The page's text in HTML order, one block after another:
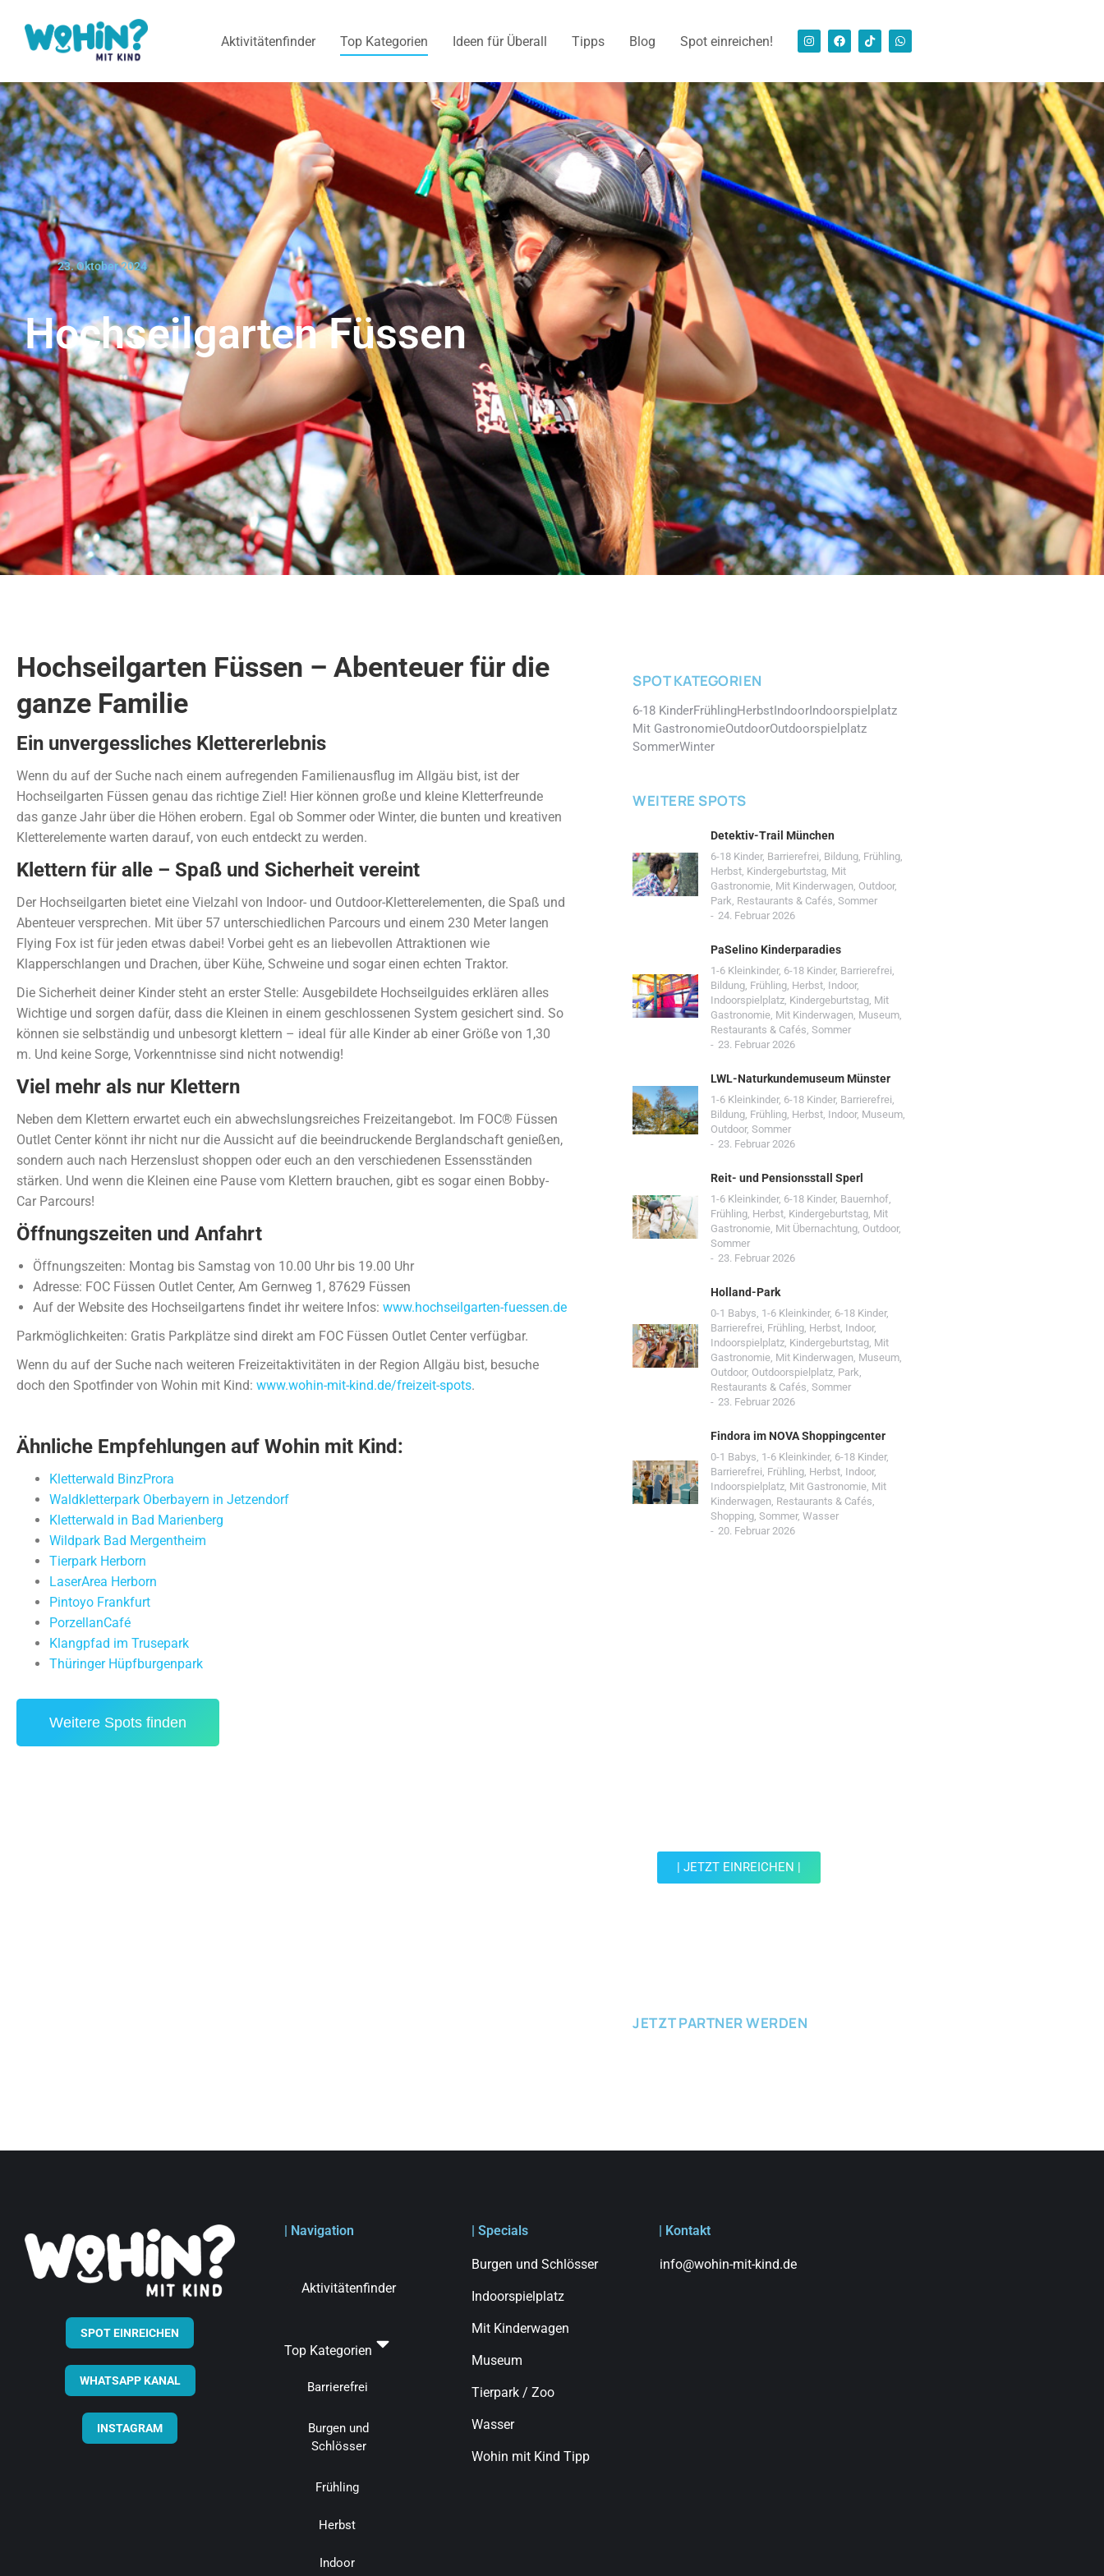
Aktivitätenfinder Top Kategorien Ideen für Überall Tipps Blog Spot einreichen!
23. Oktober 2024
Hochseilgarten Füssen
Hochseilgarten Füssen – Abenteuer für die
ganze Familie
Ein unvergessliches Klettererlebnis
Wenn du auf der Suche nach einem aufregenden Familienausflug im Allgäu bist, ist der
Hochseilgarten Füssen genau das richtige Ziel! Hier können große und kleine Kletterfreunde
das ganze Jahr über die Höhen erobern. Egal ob Sommer oder Winter, die bunten und kreativen
Kletterelemente warten darauf, von euch entdeckt zu werden.
Klettern für alle – Spaß und Sicherheit vereint
Der Hochseilgarten bietet eine Vielzahl von Indoor- und Outdoor-Kletterelementen, die Spaß und
Abenteuer versprechen. Mit über 57 unterschiedlichen Parcours und einem 230 Meter langen
Flying Fox ist für jeden etwas dabei! Vorbei geht es an liebevollen Attraktionen wie
Klapperschlangen und Drachen, über Kühe, Schweine und sogar einen echten Traktor.
Die Sicherheit deiner Kinder steht an erster Stelle: Ausgebildete Hochseilguides erklären alles
Wichtige und sorgen dafür, dass die Kleinen in einem geschlossenen System gesichert sind. So
können sie selbständig und unbesorgt klettern – ideal für alle Kinder ab einer Größe von 1,30
m. Und keine Sorge, Vorkenntnisse sind nicht notwendig!
Viel mehr als nur Klettern
Neben dem Klettern erwartet euch ein abwechslungsreiches Freizeitangebot. Im FOC® Füssen
Outlet Center könnt ihr nicht nur die Aussicht auf die beeindruckende Berglandschaft genießen,
sondern auch nach Herzenslust shoppen oder euch an den verschiedenen Essensständen
stärken. Und wenn die Kleinen eine Pause vom Klettern brauchen, gibt es sogar einen Bobby-
Car Parcours!
Öffnungszeiten und Anfahrt
Öffnungszeiten: Montag bis Samstag von 10.00 Uhr bis 19.00 Uhr
Adresse: FOC Füssen Outlet Center, Am Gernweg 1, 87629 Füssen
Auf der Website des Hochseilgartens findet ihr weitere Infos: www.hochseilgarten-fuessen.de
Parkmöglichkeiten: Gratis Parkplätze sind direkt am FOC Füssen Outlet Center verfügbar.
Wenn du auf der Suche nach weiteren Freizeitaktivitäten in der Region Allgäu bist, besuche
doch den Spotfinder von Wohin mit Kind: www.wohin-mit-kind.de/freizeit-spots.
Ähnliche Empfehlungen auf Wohin mit Kind:
Kletterwald BinzProra
Waldkletterpark Oberbayern in Jetzendorf
Kletterwald in Bad Marienberg
Wildpark Bad Mergentheim
Tierpark Herborn
LaserArea Herborn
Pintoyo Frankfurt
PorzellanCafé
Klangpfad im Trusepark
Thüringer Hüpfburgenpark
Weitere Spots finden
SPOT KATEGORIEN
6-18 KinderFrühlingHerbstIndoorIndoorspielplatz
Mit GastronomieOutdoorOutdoorspielplatz
SommerWinter
WEITERE SPOTS
Detektiv-Trail München
6-18 Kinder, Barrierefrei, Bildung, Frühling,
Herbst, Kindergeburtstag, Mit
Gastronomie, Mit Kinderwagen, Outdoor,
Park, Restaurants & Cafés, Sommer
24. Februar 2026
PaSelino Kinderparadies
1-6 Kleinkinder, 6-18 Kinder, Barrierefrei,
Bildung, Frühling, Herbst, Indoor,
Indoorspielplatz, Kindergeburtstag, Mit
Gastronomie, Mit Kinderwagen, Museum,
Restaurants & Cafés, Sommer
23. Februar 2026
LWL-Naturkundemuseum Münster
1-6 Kleinkinder, 6-18 Kinder, Barrierefrei,
Bildung, Frühling, Herbst, Indoor, Museum,
Outdoor, Sommer
23. Februar 2026
Reit- und Pensionsstall Sperl
1-6 Kleinkinder, 6-18 Kinder, Bauernhof,
Frühling, Herbst, Kindergeburtstag, Mit
Gastronomie, Mit Übernachtung, Outdoor,
Sommer
23. Februar 2026
Holland-Park
0-1 Babys, 1-6 Kleinkinder, 6-18 Kinder,
Barrierefrei, Frühling, Herbst, Indoor,
Indoorspielplatz, Kindergeburtstag, Mit
Gastronomie, Mit Kinderwagen, Museum,
Outdoor, Outdoorspielplatz, Park,
Restaurants & Cafés, Sommer
23. Februar 2026
Findora im NOVA Shoppingcenter
0-1 Babys, 1-6 Kleinkinder, 6-18 Kinder,
Barrierefrei, Frühling, Herbst, Indoor,
Indoorspielplatz, Mit Gastronomie, Mit
Kinderwagen, Restaurants & Cafés,
Shopping, Sommer, Wasser
20. Februar 2026
| JETZT EINREICHEN |
JETZT PARTNER WERDEN
SPOT EINREICHEN
WHATSAPP KANAL
INSTAGRAM
| Navigation
Aktivitätenfinder
Top Kategorien
Barrierefrei
Burgen und
Schlösser
Frühling
Herbst
Indoor
| Specials
Burgen und Schlösser
Indoorspielplatz
Mit Kinderwagen
Museum
Tierpark / Zoo
Wasser
Wohin mit Kind Tipp
| Kontakt
info@wohin-mit-kind.de